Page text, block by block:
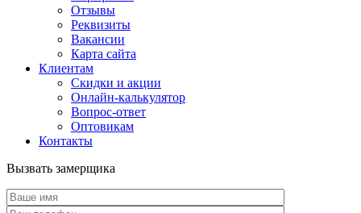
Отзывы
Реквизиты
Вакансии
Карта сайта
Клиентам
Скидки и акции
Онлайн-калькулятор
Вопрос-ответ
Оптовикам
Контакты
Вызвать замерщика